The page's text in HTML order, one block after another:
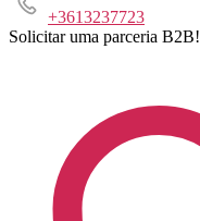
+3613237723
Solicitar uma parceria B2B!